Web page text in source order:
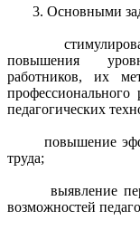
3. Основными
повышения
работников, их
педагогических
повышение
труда;
выявление
возможностей